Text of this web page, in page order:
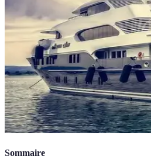
Sommaire